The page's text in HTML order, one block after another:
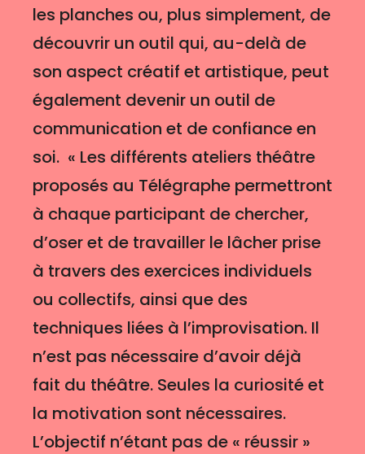
les planches ou, plus simplement, de
découvrir un outil qui, au-delà de
son aspect créatif et artistique, peut
également devenir un outil de
communication et de confiance en
soi. « Les différents ateliers théâtre
proposés au Télégraphe permettront
à chaque participant de chercher,
d’oser et de travailler le lâcher prise
à travers des exercices individuels
ou collectifs, ainsi que des
techniques liées à l’improvisation. Il
n’est pas nécessaire d’avoir déjà
fait du théâtre. Seules la curiosité et
la motivation sont nécessaires.
L’objectif n’étant pas de « réussir »